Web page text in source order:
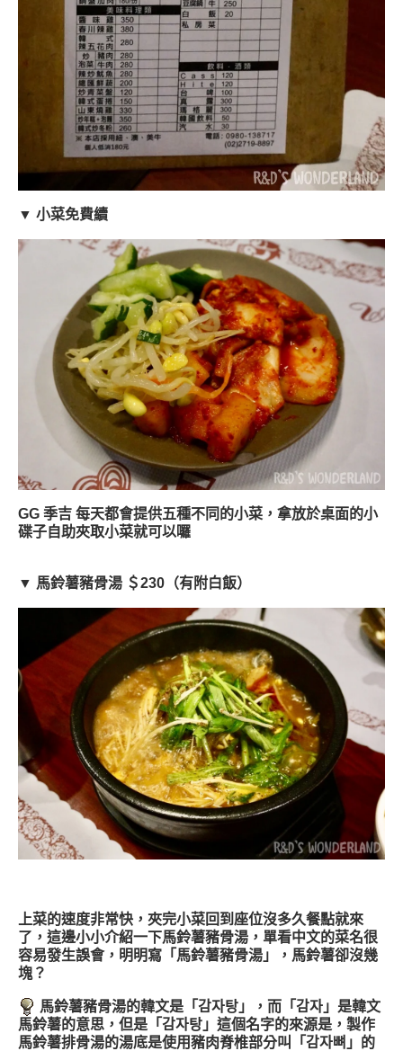
▼ 小菜免費續
GG 季吉 每天都會提供五種不同的小菜，拿放於桌面的小
碟子自助夾取小菜就可以囉
▼ 馬鈴薯豬骨湯 ＄230（有附白飯）
上菜的速度非常快，夾完小菜回到座位沒多久餐點就來
了，這邊小小介紹一下馬鈴薯豬骨湯，單看中文的菜名很
容易發生誤會，明明寫「馬鈴薯豬骨湯」，馬鈴薯卻沒幾
塊？
馬鈴薯豬骨湯的韓文是「감자탕」，而「감자」是韓文
馬鈴薯的意思，但是「감자탕」這個名字的來源是，製作
馬鈴薯排骨湯的湯底是使用豬肉脊椎部分叫「감자뼈」的